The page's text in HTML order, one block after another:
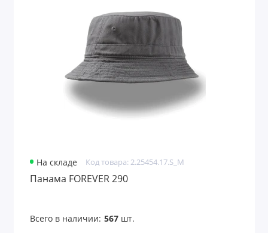
На складе Код товара: 2.25454.17.S_M
Панама FOREVER 290
Всего в наличии: 567шт.